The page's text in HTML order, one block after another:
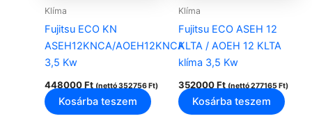
Klíma
Fujitsu ECO KN
ASEH12KNCA/AOEH12KNCA
3,5 Kw
448000Ft (nettó352756Ft)
Kosárba teszem
Klíma
Fujitsu ECO ASEH 12
KLTA / AOEH 12 KLTA
klíma 3,5 Kw
352000Ft (nettó277165Ft)
Kosárba teszem